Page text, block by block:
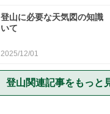
登山に必要な天気図の知
いて
2025/12/01
登山関連記事をもっと